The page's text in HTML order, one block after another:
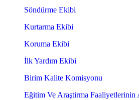
Söndürme Ekibi
Kurtarma Ekibi
Koruma Ekibi
İlk Yardım Ekibi
Birim Kalite Komisyonu
Eğitim Ve Araştirma